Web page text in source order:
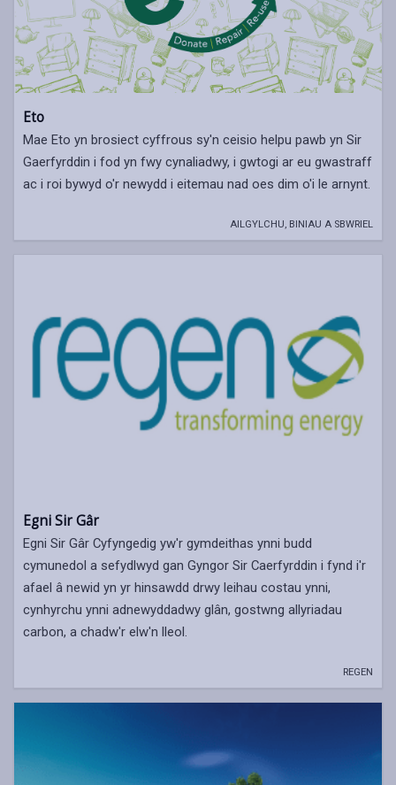
Eto
Mae Eto yn brosiect cyffrous sy'n ceisio helpu pawb yn Sir
Gaerfyrddin i fod yn fwy cynaliadwy, i gwtogi ar eu gwastraff
ac i roi bywyd o'r newydd i eitemau nad oes dim o'i le arnynt.
AILGYLCHU, BINIAU A SBWRIEL
Egni Sir Gâr
Egni Sir Gâr Cyfyngedig yw'r gymdeithas ynni budd
cymunedol a sefydlwyd gan Gyngor Sir Caerfyrddin i fynd i'r
afael â newid yn yr hinsawdd drwy leihau costau ynni,
cynhyrchu ynni adnewyddadwy glân, gostwng allyriadau
carbon, a chadw'r elw'n lleol.
REGEN